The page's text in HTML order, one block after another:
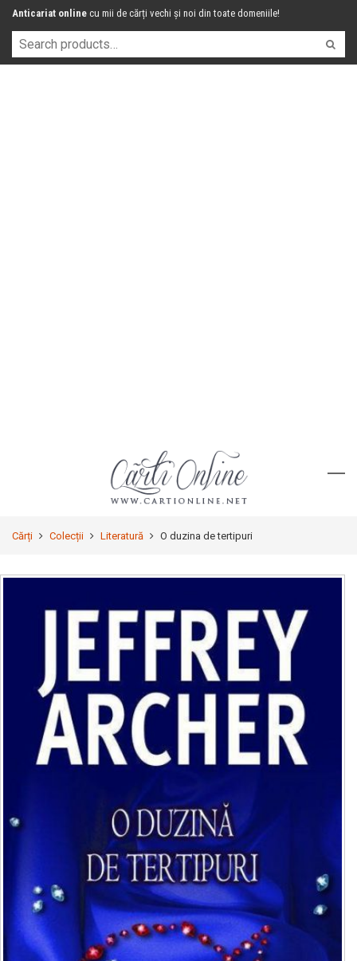
Anticariat online cu mii de cărți vechi și noi din toate domeniile!
Cărți Colecții Literatură O duzina de tertipuri